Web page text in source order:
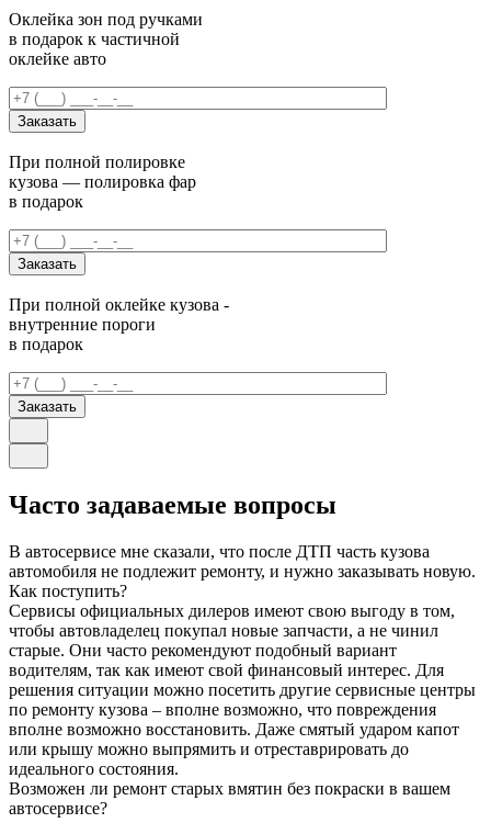
Оклейка зон под ручками
в подарок к частичной
оклейке авто
При полной полировке
кузова — полировка фар
в подарок
При полной оклейке кузова -
внутренние пороги
в подарок
Часто задаваемые вопросы
В автосервисе мне сказали, что после ДТП часть кузова
автомобиля не подлежит ремонту, и нужно заказывать новую.
Как поступить?
Сервисы официальных дилеров имеют свою выгоду в том,
чтобы автовладелец покупал новые запчасти, а не чинил
старые. Они часто рекомендуют подобный вариант
водителям, так как имеют свой финансовый интерес. Для
решения ситуации можно посетить другие сервисные центры
по ремонту кузова – вполне возможно, что повреждения
вполне возможно восстановить. Даже смятый ударом капот
или крышу можно выпрямить и отреставрировать до
идеального состояния.
Возможен ли ремонт старых вмятин без покраски в вашем
автосервисе?